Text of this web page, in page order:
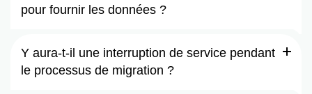
pour fournir les données ?
Y aura-t-il une interruption de service pendant
le processus de migration ?